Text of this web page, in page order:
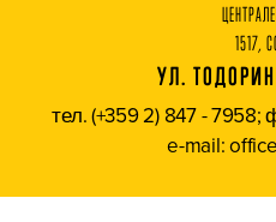
1517,
УЛ.
тел. (+359 2) 847 - 7958;
e-mail: